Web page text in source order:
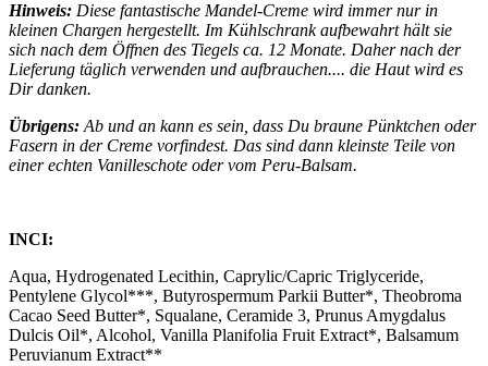
Hinweis: Diese fantastische Mandel-Creme wird immer nur in
kleinen Chargen hergestellt. Im Kühlschrank aufbewahrt hält sie
sich nach dem Öffnen des Tiegels ca. 12 Monate. Daher nach der
Lieferung täglich verwenden und aufbrauchen.... die Haut wird es
Dir danken.
Übrigens: Ab und an kann es sein, dass Du braune Pünktchen oder
Fasern in der Creme vorfindest. Das sind dann kleinste Teile von
einer echten Vanilleschote oder vom Peru-Balsam.
INCI:
Aqua, Hydrogenated Lecithin, Caprylic/Capric Triglyceride,
Pentylene Glycol***, Butyrospermum Parkii Butter*, Theobroma
Cacao Seed Butter*, Squalane, Ceramide 3, Prunus Amygdalus
Dulcis Oil*, Alcohol, Vanilla Planifolia Fruit Extract*, Balsamum
Peruvianum Extract**